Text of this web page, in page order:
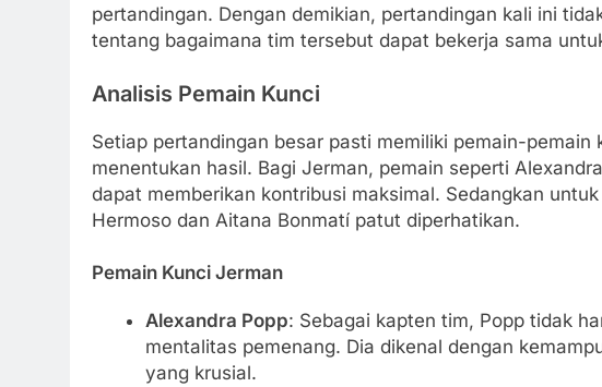
pertandingan. Dengan demikian, pertandingan kali ini
tentang bagaimana tim tersebut dapat bekerja sama
Analisis Pemain Kunci
Setiap pertandingan besar pasti memiliki pemain-
menentukan hasil. Bagi Jerman, pemain seperti
dapat memberikan kontribusi maksimal. Sedangkan
Hermoso dan Aitana Bonmatí patut diperhatikan.
Pemain Kunci Jerman
Alexandra Popp: Sebagai kapten tim, Popp tidak
mentalitas pemenang. Dia dikenal dengan
yang krusial.